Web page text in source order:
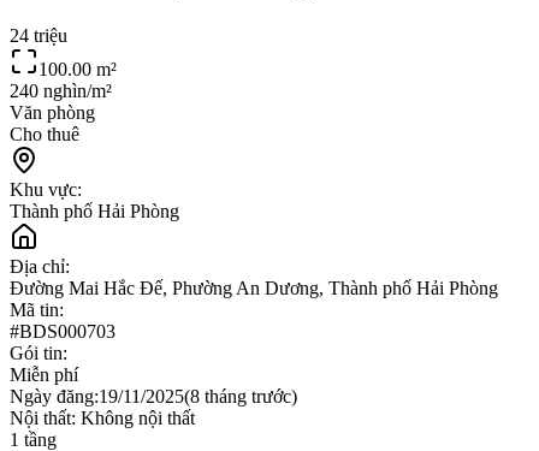
24 triệu
100.00 m²
240 nghìn/m²
Văn phòng
Cho thuê
Khu vực:
Thành phố Hải Phòng
Địa chỉ:
Đường Mai Hắc Đế, Phường An Dương, Thành phố Hải Phòng
Mã tin:
#BDS000703
Gói tin:
Miễn phí
Ngày đăng:19/11/2025(8 tháng trước)
Nội thất: Không nội thất
1 tầng